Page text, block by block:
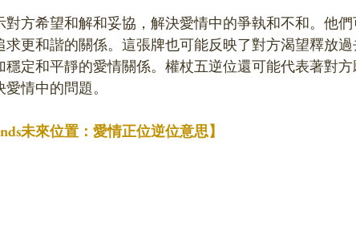
方希望和解和妥協，解決愛情中的爭執和不和。他
更和諧的關係。這張牌也可能反映了對方渴望釋放
定和平靜的愛情關係。權杖五逆位還可能代表著對
情中的問題。
未來位置：愛情正位逆位意思】